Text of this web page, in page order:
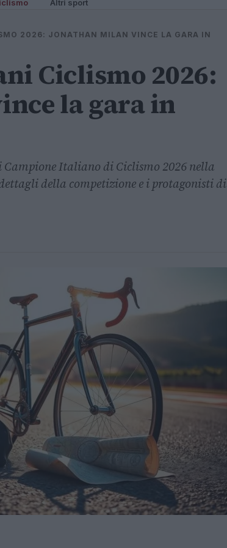
Altri sport
2026: JONATHAN MILAN VINCE LA GARA IN
Ciclismo 2026:
la gara in
Italiano di Ciclismo 2026 nella
della competizione e i protagonisti di